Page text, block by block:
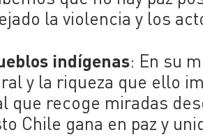
la violencia y los
indígenas: En su
y la riqueza que ello
que recoge miradas
Chile gana en paz y